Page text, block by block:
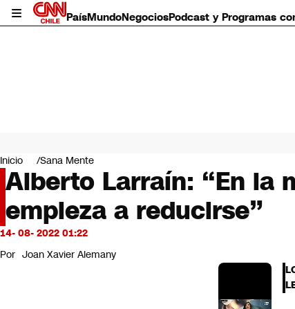
PaísMundoNegociosPodcast y Programas
Mundo
Negocios
Deportes
Programas completos
Cultura
Servicios
Bits
CNN Data
Inicio Sana Mente
Alberto Larraín: “En la
empieza a reducirse”
14- 08- 2022 01:22
Por Joan Xavier Alemany